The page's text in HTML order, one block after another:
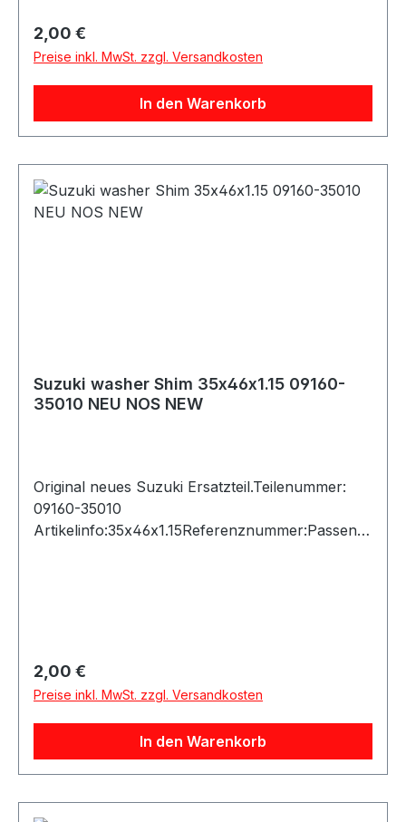
Regulärer Preis:
2,00 €
Preise inkl. MwSt. zzgl. Versandkosten
In den Warenkorb
Suzuki washer Shim 35x46x1.15 09160-
35010 NEU NOS NEW
Original neues Suzuki Ersatzteil.Teilenummer:
09160-35010
Artikelinfo:35x46x1.15Referenznummer:Passend
Regulärer Preis:
2,00 €
Preise inkl. MwSt. zzgl. Versandkosten
In den Warenkorb